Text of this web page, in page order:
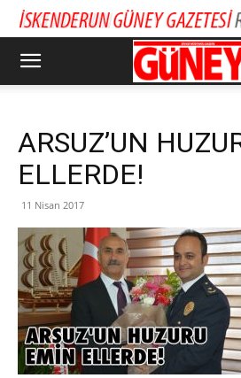
ARSUZ’UN
ELLERDE!
11 Nisan 2017